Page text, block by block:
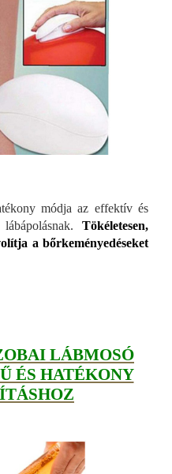
módja az effektív és
Tökéletesen,
a bőrkeményedéseket
LÁBMOSÓ
ÉS HATÉKONY